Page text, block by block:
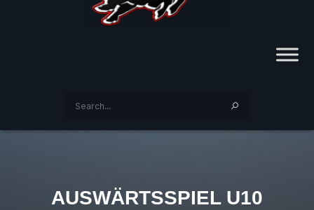
AUSWÄRTSSPIEL U10